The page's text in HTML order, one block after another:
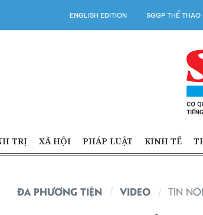
ENGLISH EDITION SGGP THỂ THAO
TRỊ XÃ HỘI PHÁP LUẬT KINH TẾ
ĐA PHƯƠNG TIỆN VIDEO TIN